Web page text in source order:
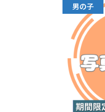
男の子